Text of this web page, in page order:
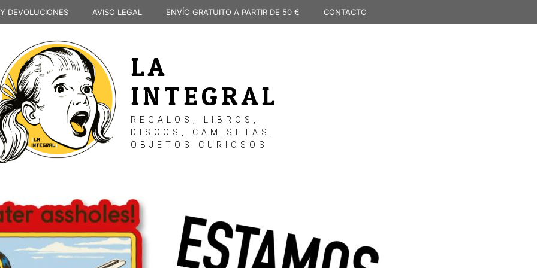
DEVOLUCIONES AVISO LEGAL ENVÍO GRATUITO A PARTIR DE 50 € CONTACTO
LA
INTEGRAL
REGALOS, LIBROS,
DISCOS, CAMISETAS,
OBJETOS CURIOSOS